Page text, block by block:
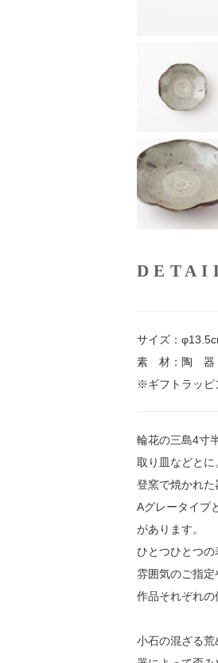
サイズ：
素 材：陶 器
※ギフトラッピ
輪花の三島4寸
取り皿などとに
登窯で焼かれた
Aグレータイプ
があります。
ひとつひとつの
雰囲気のご指定
作品それぞれの
小石の混ざる荒